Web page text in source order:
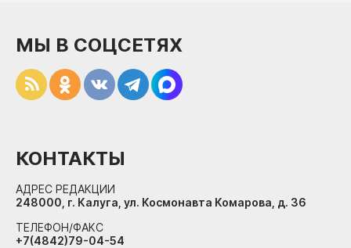
МЫ В СОЦСЕТЯХ
КОНТАКТЫ
АДРЕС РЕДАКЦИИ
248000, г. Калуга, ул. Космонавта Комарова, д. 36
ТЕЛЕФОН/ФАКС
+7(4842)79-04-54